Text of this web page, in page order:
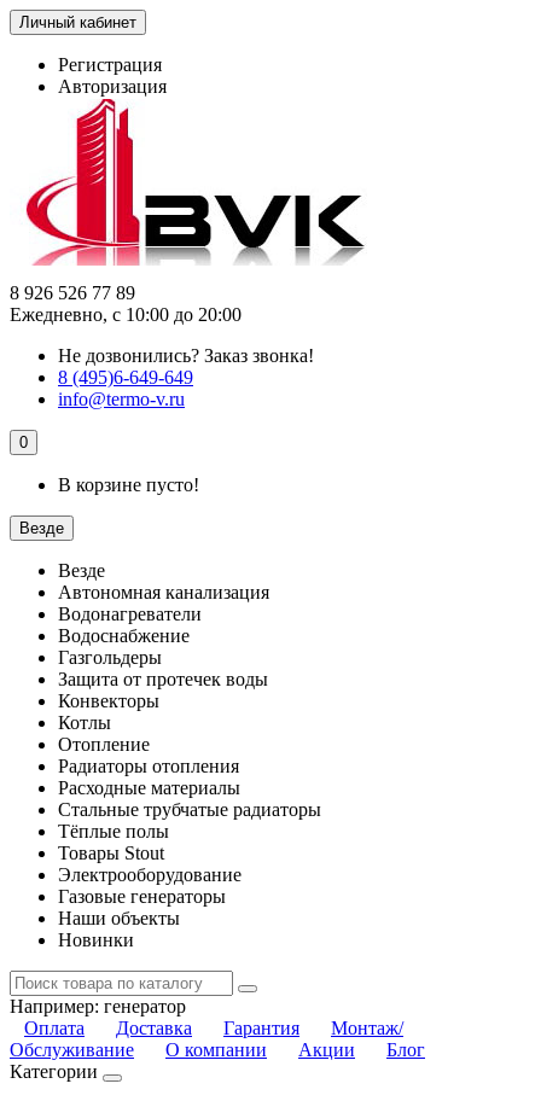
Личный кабинет
Регистрация
Авторизация
8 926 526 77 89
Ежедневно, с 10:00 до 20:00
Не дозвонились? Заказ звонка!
8 (495)6-649-649
info@termo-v.ru
0
В корзине пусто!
Везде
Везде
Автономная канализация
Водонагреватели
Водоснабжение
Газгольдеры
Защита от протечек воды
Конвекторы
Котлы
Отопление
Радиаторы отопления
Расходные материалы
Стальные трубчатые радиаторы
Тёплые полы
Товары Stout
Электрооборудование
Газовые генераторы
Наши объекты
Новинки
Например: генератор
Оплата
Доставка Гарантия
Монтаж/
Обслуживание
О компании Акции
Блог
Категории